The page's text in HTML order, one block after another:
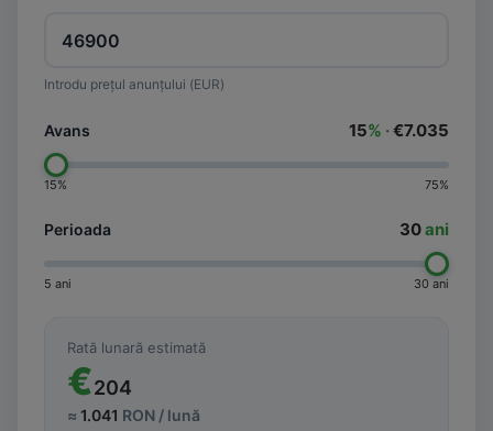
Introdu prețul anunțului (EUR)
Avans 15% ·€7.035
15% 75%
Perioada 30ani
5 ani 30 ani
Rată lunară estimată
€204
≈ 1.041 RON / lună